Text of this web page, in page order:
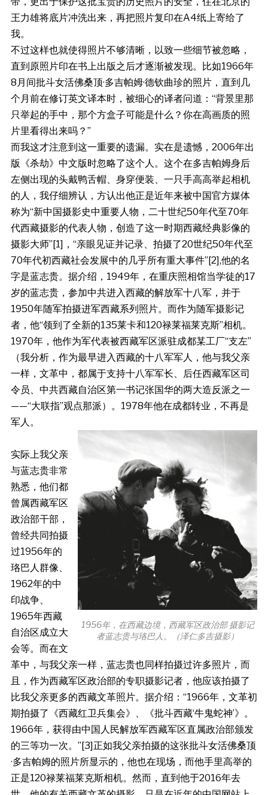
王力雄将底片冲洗出来，再把照片复印在A4纸上寄给了
我。
不过这样也就使得照片不够清晰，以致一些细节被忽略，
直到原照片印在书上出版之后才逐渐被发现。比如1966年
8月间批斗女活佛桑顶·多吉帕姆·德钦曲珍的照片，直到几
个月前在修订英文译本时，被细心的译者问道：“背景里那
只举起的手中，那个方盒子可能是什么？你在高画质的照
片里看得出来吗？”
而我这才注意到这一重要的遗漏。实在是遗憾，2006年出
版《杀劫》中文版时忽略了这个人。这个在多吉帕姆身后
左侧出现的头戴鸭舌帽、身穿便装、一只手高高举起相机
的人，我仔细辨认，方认出他正是近年来被中国官方媒体
称为“新中国摄影史中重要人物，二十世纪50年代至70年
代西藏摄影的代表人物，创造了这一时期西藏经典影像的
摄影大师”[1]，“亲眼见证并记录、拍摄了20世纪50年代至
70年代初西藏社会发展中的几乎所有重大事件”[2],他的名
字是蓝志贵。据介绍，1949年，在重庆照相馆当学徒的17
岁的蓝志贵，参加中共进入西藏的解放军十八军，并于
1950年随军拍摄进军西藏系列照片。而作为随军摄影记
者，他“领到了全新的135莱卡和120禄莱福莱克斯”相机。
1970年，他作为军代表被西藏军区派驻成都某工厂“支左”
（我分析，作为最早进入西藏的十八军军人，他与我父亲
一样，文革中，都属于支持十八军军长、后任西藏军区司
令员、中共西藏自治区第一书记张国华的两大造反派之一
——“大联指”观点那派）。1978年他在成都转业，不再是
军人。
1956年，在西藏边境，西藏军区政治部 摄影记
者蓝志贵与珞巴人。（泽仁多吉摄影）
实际上我父亲
与蓝志贵非常
熟悉，他们都
曾属西藏军区
政治部干部，
曾经共同拍摄
过1956年的
珞巴人群像、
1962年的中
印战争、
1965年西藏
自治区成立大
会等。而在文
革中，与我父亲一样，蓝志贵也同样拍摄过许多照片，而
且，作为西藏军区政治部的专职摄影记者，他应该拍摄了
比我父亲更多的西藏文革照片。据介绍：“1966年，文革初
期拍摄了《西藏红卫兵集会》、《批斗西藏‘牛鬼蛇神’》。
1966年，获得由中国人民解放军西藏军区直属政治部颁发
的三等功一次。”[3]正如我父亲拍摄的这张批斗女活佛桑顶
·多吉帕姆的照片所显示的，他也在现场，而他手里高举的
正是120禄莱福莱克斯相机。然而，直到他于2016年去